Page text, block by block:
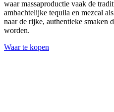
waar massaproductie vaak de
ambachtelijke tequila en mezcal
naar de rijke, authentieke smaken
worden.
Waar te kopen